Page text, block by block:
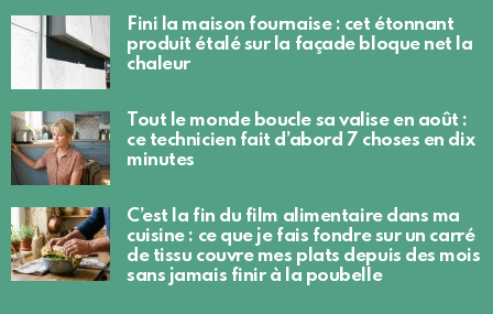
Fini la maison fournaise : cet étonnant
produit étalé sur la façade bloque net la
chaleur
Tout le monde boucle sa valise en août :
ce technicien fait d’abord 7 choses en dix
minutes
C’est la fin du film alimentaire dans ma
cuisine : ce que je fais fondre sur un carré
de tissu couvre mes plats depuis des mois
sans jamais finir à la poubelle